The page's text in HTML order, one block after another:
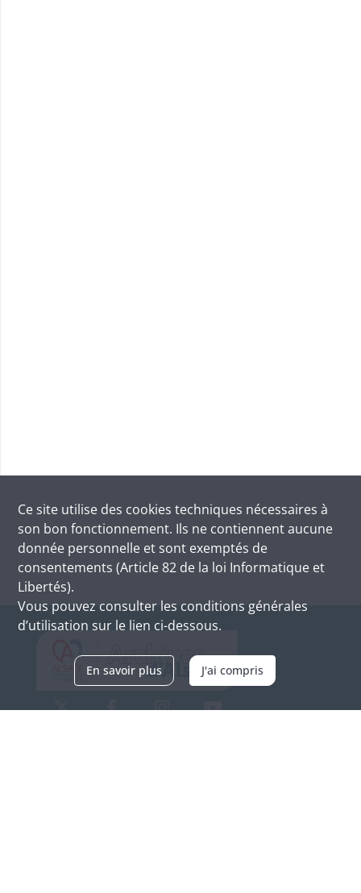
Ce site utilise des cookies techniques nécessaires à
son bon fonctionnement. Ils ne contiennent aucune
donnée personnelle et sont exemptés de
consentements (Article 82 de la loi Informatique et
Libertés).
Vous pouvez consulter les conditions générales
d’utilisation sur le lien ci-dessous.
En savoir plus J'ai compris